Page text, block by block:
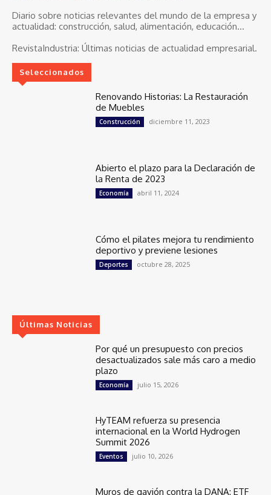
Diario sobre noticias relevantes del mundo de la empresa y
actualidad: construcción, salud, alimentación, educación...
RevistaIndustria: Últimas noticias de actualidad empresarial.
Seleccionados
Renovando Historias: La Restauración
de Muebles
Construcción diciembre 11, 2023
Abierto el plazo para la Declaración de
la Renta de 2023
Economía abril 11, 2024
Cómo el pilates mejora tu rendimiento
deportivo y previene lesiones
Deportes octubre 28, 2025
Últimas Noticias
Por qué un presupuesto con precios
desactualizados sale más caro a medio
plazo
Economía julio 15, 2026
HyTEAM refuerza su presencia
internacional en la World Hydrogen
Summit 2026
Eventos julio 10, 2026
Muros de gavión contra la DANA: ETF